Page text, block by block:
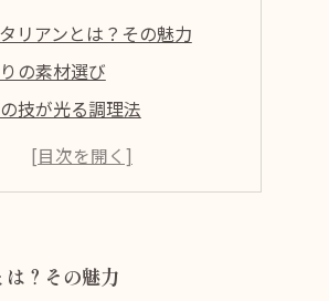
リアンとは？その魅力
の素材選び
技が光る調理法
できる本格レシピ
？その魅力